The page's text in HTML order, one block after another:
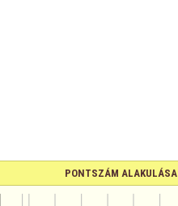
PONTSZÁM ALAKULÁSA